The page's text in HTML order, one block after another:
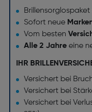
Sofort neue
Vom besten
Alle 2 Jahreeine
IHR
Versichert bei
Versichert bei
Versichert bei